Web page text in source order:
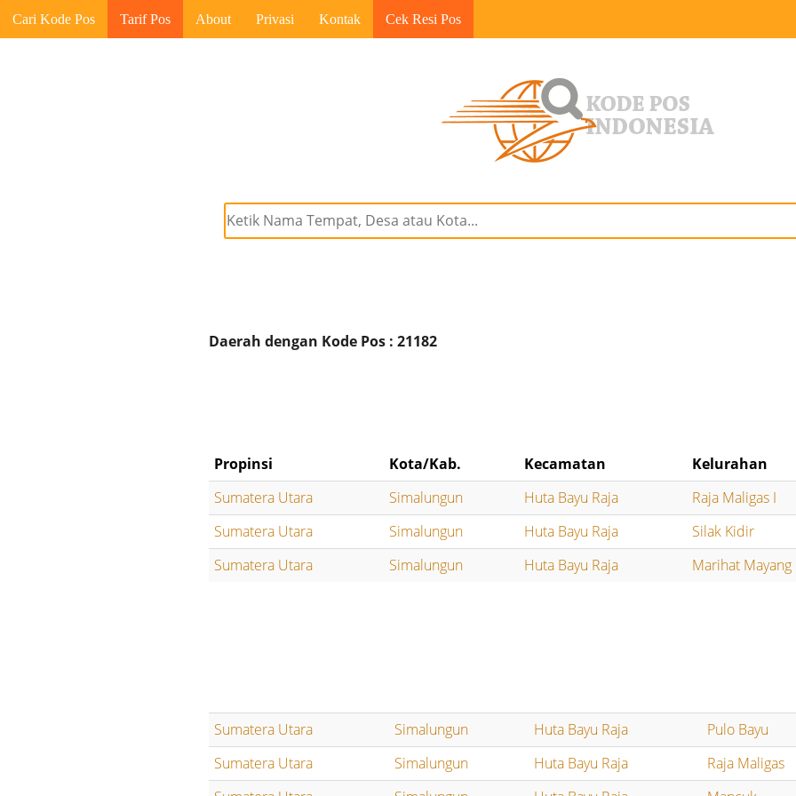
Cari Kode Pos Tarif Pos About Privasi Kontak Cek Resi Pos
Daerah dengan Kode Pos : 21182
Propinsi Kota/Kab. Kecamatan
Kelurahan
Sumatera Utara
Simalungun Huta Bayu Raja
Raja Maligas I
Sumatera Utara
Simalungun Huta Bayu Raja
Silak Kidir
Sumatera Utara
Simalungun Huta Bayu Raja Marihat Mayang
Sumatera Utara Simalungun Huta Bayu Raja
Pulo Bayu
Sumatera Utara
Simalungun Huta Bayu Raja
Raja Maligas